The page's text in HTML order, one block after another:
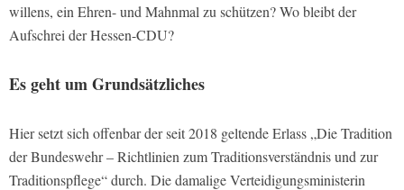
willens, ein Ehren- und Mahnmal zu schützen? Wo bleibt der
Aufschrei der Hessen-CDU?
Es geht um Grundsätzliches
Hier setzt sich offenbar der seit 2018 geltende Erlass „Die Tradition
der Bundeswehr – Richtlinien zum Traditionsverständnis und zur
Traditionspflege“ durch. Die damalige Verteidigungsministerin